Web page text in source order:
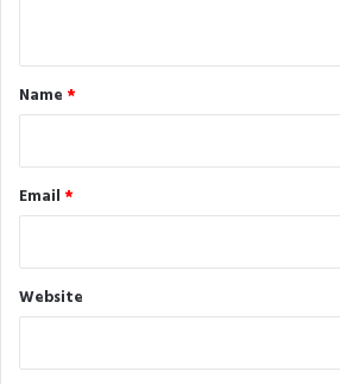
*
Name *
Email *
Website